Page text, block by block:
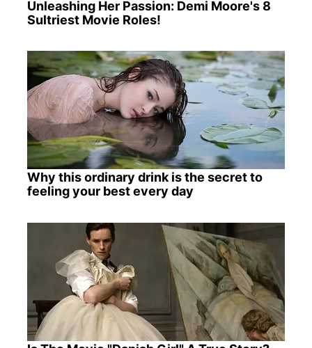
Unleashing Her Passion: Demi Moore's 8
Sultriest Movie Roles!
Why this ordinary drink is the secret to
feeling your best every day